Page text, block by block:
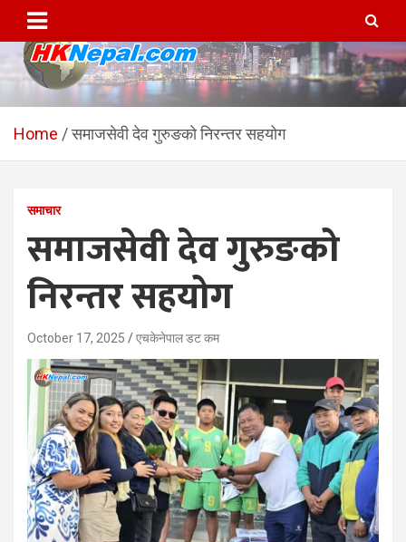
content
HKNepal.com – हङकङबाट
सञ्चालित पहिलो नेपाली अनलाईन
hknepal, hknepal.com, hk nepal, hk nepal com
Home समाजसेवी देव गुरुङको निरन्तर सहयोग
समाचार
समाजसेवी देव गुरुङको
निरन्तर सहयोग
October 17, 2025 एचकेनेपाल डट कम